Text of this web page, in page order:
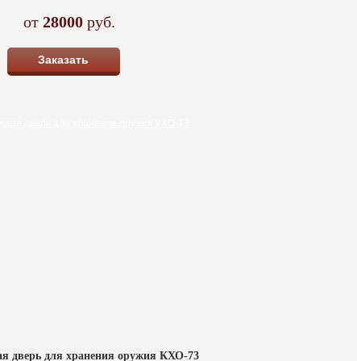
от28000 руб.
Заказать
дверь для хранения оружия КХО-73